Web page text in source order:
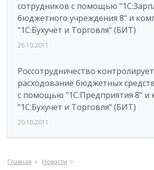
сотрудников с помощью
бюджетного учреждения 8" и
"1С:Бухучет и Торговля" (БИТ)
26.10.2011
Россотрудничество контролирует
расходование бюджетных
с помощью "1С:Предприятия 8" и
"1С:Бухучет и Торговля" (БИТ)
20.10.2011
Главная
Новости